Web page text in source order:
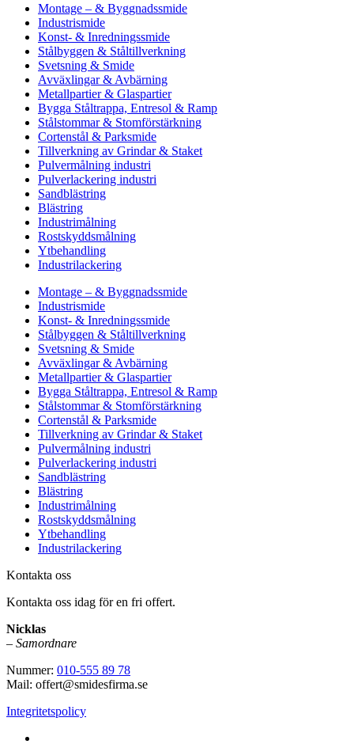
Montage – & Byggnadssmide
Industrismide
Konst- & Inredningssmide
Stålbyggen & Ståltillverkning
Svetsning & Smide
Avväxlingar & Avbärning
Metallpartier & Glaspartier
Bygga Ståltrappa, Entresol & Ramp
Stålstommar & Stomförstärkning
Cortenstål & Parksmide
Tillverkning av Grindar & Staket
Pulvermålning industri
Pulverlackering industri
Sandblästring
Blästring
Industrimålning
Rostskyddsmålning
Ytbehandling
Industrilackering
Montage – & Byggnadssmide
Industrismide
Konst- & Inredningssmide
Stålbyggen & Ståltillverkning
Svetsning & Smide
Avväxlingar & Avbärning
Metallpartier & Glaspartier
Bygga Ståltrappa, Entresol & Ramp
Stålstommar & Stomförstärkning
Cortenstål & Parksmide
Tillverkning av Grindar & Staket
Pulvermålning industri
Pulverlackering industri
Sandblästring
Blästring
Industrimålning
Rostskyddsmålning
Ytbehandling
Industrilackering
Kontakta oss
Kontakta oss idag för en fri offert.
Nicklas
– Samordnare
Nummer: 010-555 89 78
Mail: offert@smidesfirma.se
Integritetspolicy